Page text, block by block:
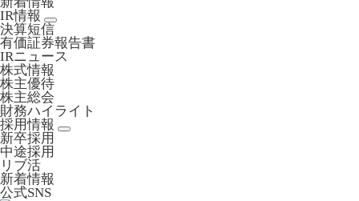
IR情報
決算短信
有価証券報告書
IRニュース
株式情報
株主優待
株主総会
財務ハイライト
採用情報
新卒採用
中途採用
リブ活
新着情報
公式SNS